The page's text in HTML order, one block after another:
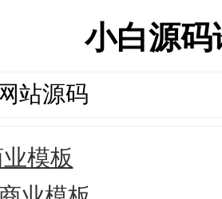
小白源
站源码
模板